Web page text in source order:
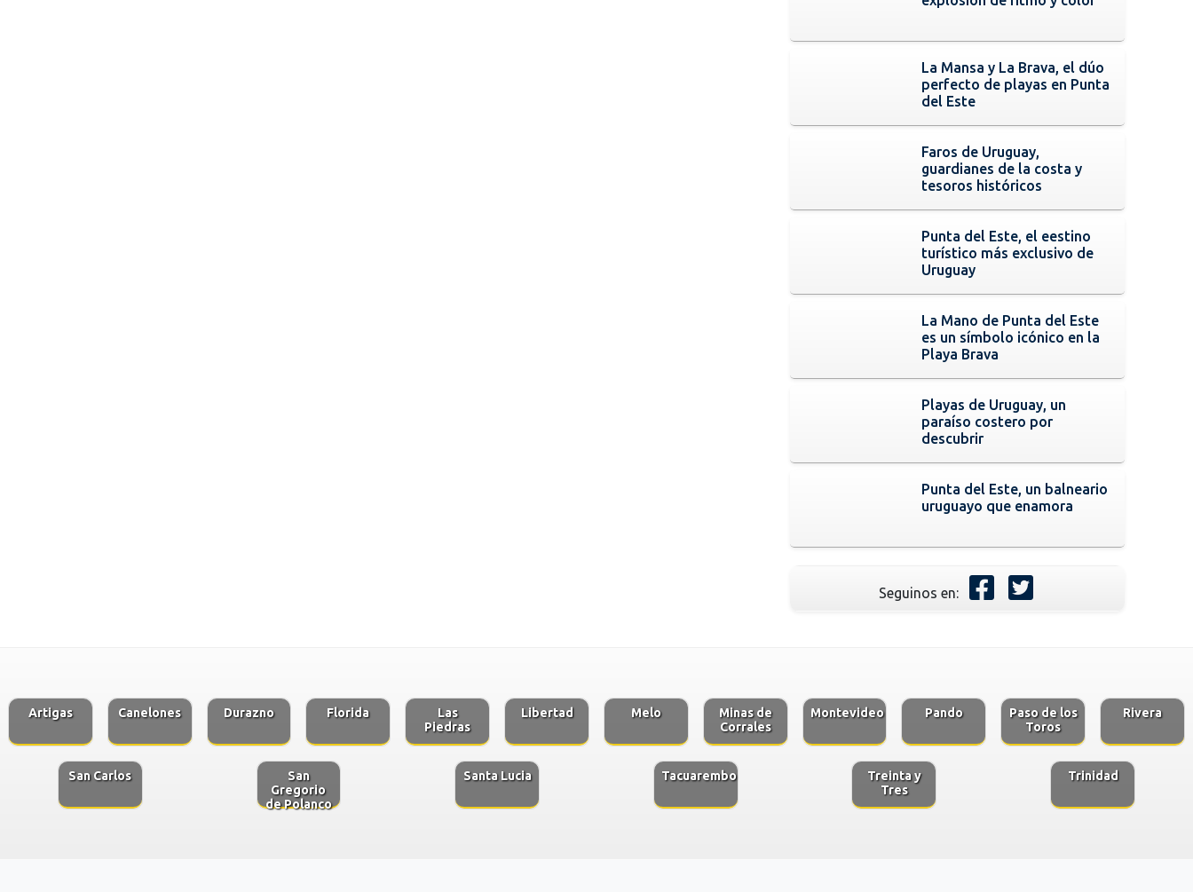
La Mansa y La Brava, el dúo
perfecto de playas en Punta
del Este
Faros de Uruguay,
guardianes de la costa y
tesoros históricos
Punta del Este, el eestino
turístico más exclusivo de
Uruguay
La Mano de Punta del Este
es un símbolo icónico en la
Playa Brava
Playas de Uruguay, un
paraíso costero por
descubrir
Punta del Este, un balneario
uruguayo que enamora
Seguinos en:
Artigas Canelones Durazno Florida
Las
Piedras
Libertad Melo
Minas de
Corrales
Montevideo Pando
Paso de los
Toros
Rivera
San Carlos
San
Gregorio
de Polanco
Santa Lucia Tacuarembo
Treinta y
Tres
Trinidad